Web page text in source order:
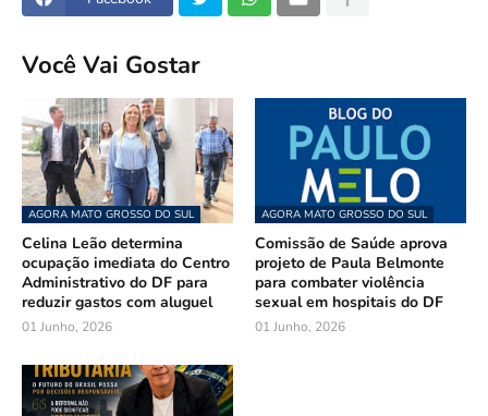
Você Vai Gostar
AGORA MATO GROSSO DO SUL
Celina Leão determina
ocupação imediata do Centro
Administrativo do DF para
reduzir gastos com aluguel
01 Junho, 2026
AGORA MATO GROSSO DO SUL
Comissão de Saúde aprova
projeto de Paula Belmonte
para combater violência
sexual em hospitais do DF
01 Junho, 2026